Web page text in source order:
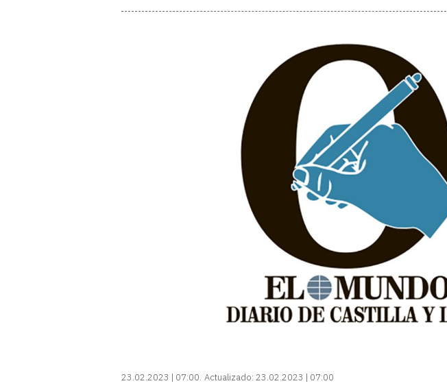
23.02.2023 | 07:00 Actualizado: 23.02.2023 | 07:00